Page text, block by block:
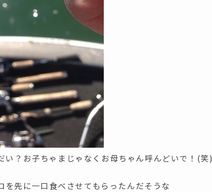
？お子ちゃまじゃなくお母ちゃん呼んどいで！(笑)
先に一口食べさせてもらったんだそうな